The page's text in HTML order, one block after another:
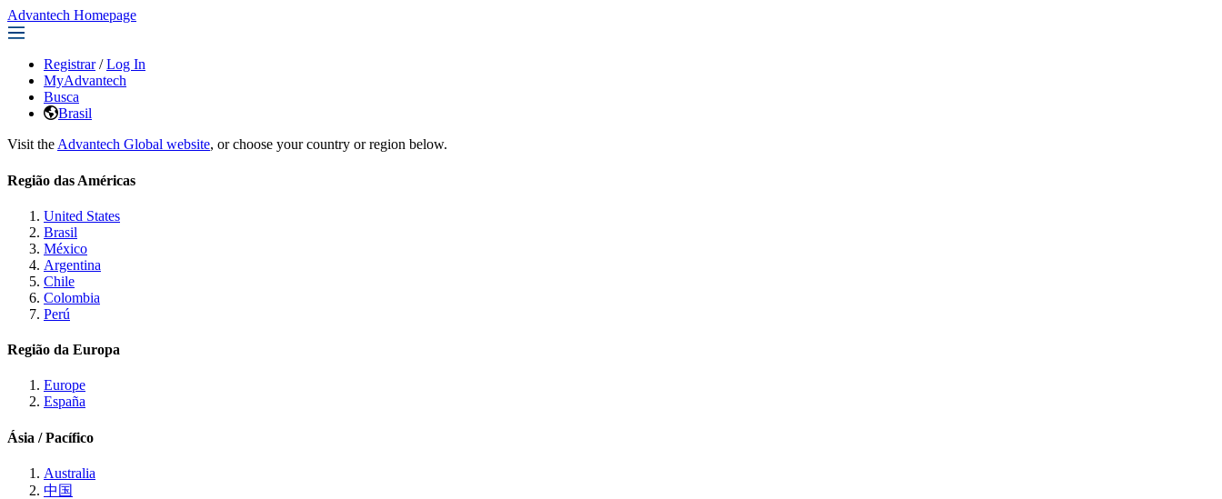
Advantech Homepage
Registrar / Log In
MyAdvantech
Busca
Brasil
Visit the Advantech Global website, or choose your country or region below.
Região das Américas
United States
Brasil
México
Argentina
Chile
Colombia
Perú
Região da Europa
Europe
España
Ásia / Pacífico
Australia
中国